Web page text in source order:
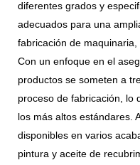
diferentes grados y
adecuados para una
fabricación de
Con un enfoque en el
productos se someten a
proceso de fabricación, lo
los más altos estándares.
disponibles en varios
pintura y aceite de